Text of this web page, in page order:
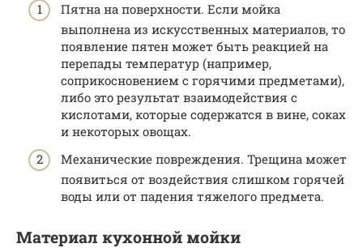
Пятна на поверхности. Если мойка
выполнена из искусственных материалов, то
появление пятен может быть реакцией на
перепады температур (например,
соприкосновением с горячими предметами),
либо это результат взаимодействия с
кислотами, которые содержатся в вине, соках
и некоторых овощах.
Механические повреждения. Трещина может
появиться от воздействия слишком горячей
воды или от падения тяжелого предмета.
Материал кухонной мойки